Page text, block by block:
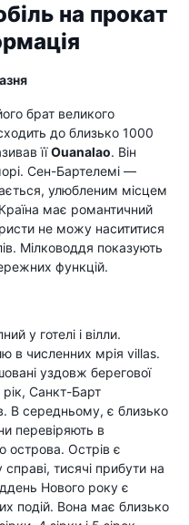
на прокат
брат великого
до близько 1000
їїOuanalao. Він
Сен-Бартелемі —
улюбленим місцем
має романтичний
не можу насититися
Мілководдя показують
функцій.
у готелі і вілли.
в численних мрія villas.
уздовж берегової
рік, Санкт-Барт
В середньому, є близько
перевіряють в
острова. Острів є
тисячі прибути на
Нового року є
подій. Вона має близько